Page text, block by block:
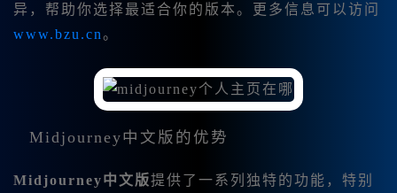
异，帮助你选择最适合你的版本。更多信息可以访问
www.bzu.cn。
Midjourney中文版的优势
Midjourney中文版提供了一系列独特的功能，特别